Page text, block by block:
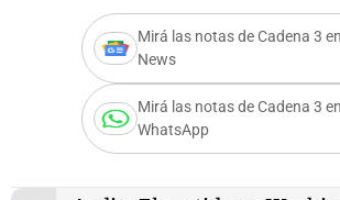
Mirá las notas de Cadena 3
News
Mirá las notas de Cadena 3 en
WhatsApp